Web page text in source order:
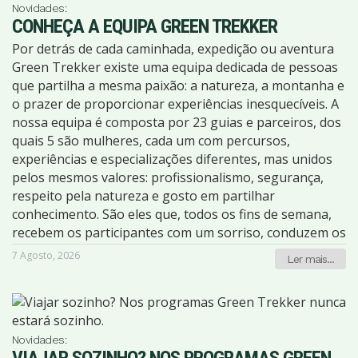
Somiedo – Astúrias Viagem confirmada! Uma
oportunidade para descobrir um dos grandes tesouros
naturais das Astúrias, caminhando por vales,
montanhas, bosques e aldeias tradicionais num cenário
de grande beleza. Mais informações e reservas:
https://greentrekker.pt/agenda/parque-natural-de-
somiedo-asturias-5/ Vale do Beijames – O Segredo da
Serra da Estrela Poucas vagas disponíveis! Um fim de
semana muito especial na Serra da Estrela, com
caminhadas pelo magnífico Vale do Beijames e pela
Rota das Faias, num programa que será também
marcado pela celebração dos 60 anos de João Sá
Nogueira, fundador da Green Trekker. Uma excelente
oportunidade para juntar os amigos, caminhar,
conviver e celebrar juntos este momento especial. Mais
informações e reservas:
https://greentrekker.pt/agenda/vale-do-beijames-o-
segredo-da-serra-da-estrela-4/ Não deixe para depois
Flores & Corvo tem apenas um quarto disponível,
Novidades:
CONHEÇA A EQUIPA GREEN TREKKER
Por detrás de cada caminhada, expedição ou aventura
Green Trekker existe uma equipa dedicada de pessoas
que partilha a mesma paixão: a natureza, a montanha e
o prazer de proporcionar experiências inesquecíveis. A
nossa equipa é composta por 23 guias e parceiros, dos
quais 5 são mulheres, cada um com percursos,
experiências e especializações diferentes, mas unidos
pelos mesmos valores: profissionalismo, segurança,
respeito pela natureza e gosto em partilhar
conhecimento. São eles que, todos os fins de semana,
recebem os participantes com um sorriso, conduzem os
grupos pelos mais belos trilhos de Portugal e de vários
destinos internacionais, acompanham cada desafio e
qualidade e segurança. Mais do que guias, são pessoas
que conhecem profundamente os territórios por onde
caminhamos. Muitos percorrem os mesmos trilhos ao
7 Agosto, 2026 Ler mais...
Novidades: